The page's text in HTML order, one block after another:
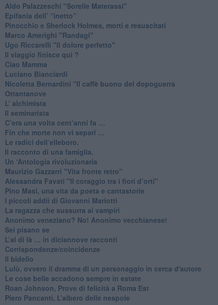
​Aldo Palazzeschi "Sorelle Materassi"
​Epifania dell’ “inetto”
Pinocchio e Sherlock Holmes, morti e resuscitati
​Marco Amerighi "Randagi"
Ugo Riccarelli "Il dolore perfetto"
​Il viaggio finisce qui ?
​Ciao Mamma
​Luciano Bianciardi
​Nicoletta Bernardini "Il caffè buono del dopoguerra
​Ottantanove
​L’ alchimista
Il seminarista
​C’era una volta cent’anni fa …
​Fin che morte non vi separi …
​Le radici dell’elleboro.
​Il racconto di una famiglia.
Un ‘Antologia rivoluzionaria
​Maurizio Gazzarri "Vita fronte retro"
​Alessandra Favati "Il coraggio tra i fiori d’orti"
​Pino Masi, una vita da poeta e cantastorie
​I piccoli addii di Giovanni Mariotti
​La ragazza che sussurra ai vampiri
​Anonimo veneziano? No! Anonimo vecchianese!
​Sei pisano se
​L’al di là … in diciannove racconti
Corrispondenze/coincidenze
Il bidello
Lulù, ovvero il dramma di un personaggio in cerca d'autore
Le cose belle accadono sempre in estate
Roan Johnson, Prove di felicità a Roma Est
Piero Pancanti, L’albero delle nespole